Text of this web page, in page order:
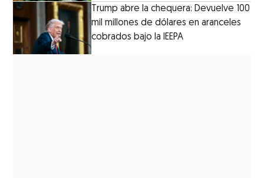
Trump abre la chequera: Devuelve 100
mil millones de dólares en aranceles
cobrados bajo la IEEPA